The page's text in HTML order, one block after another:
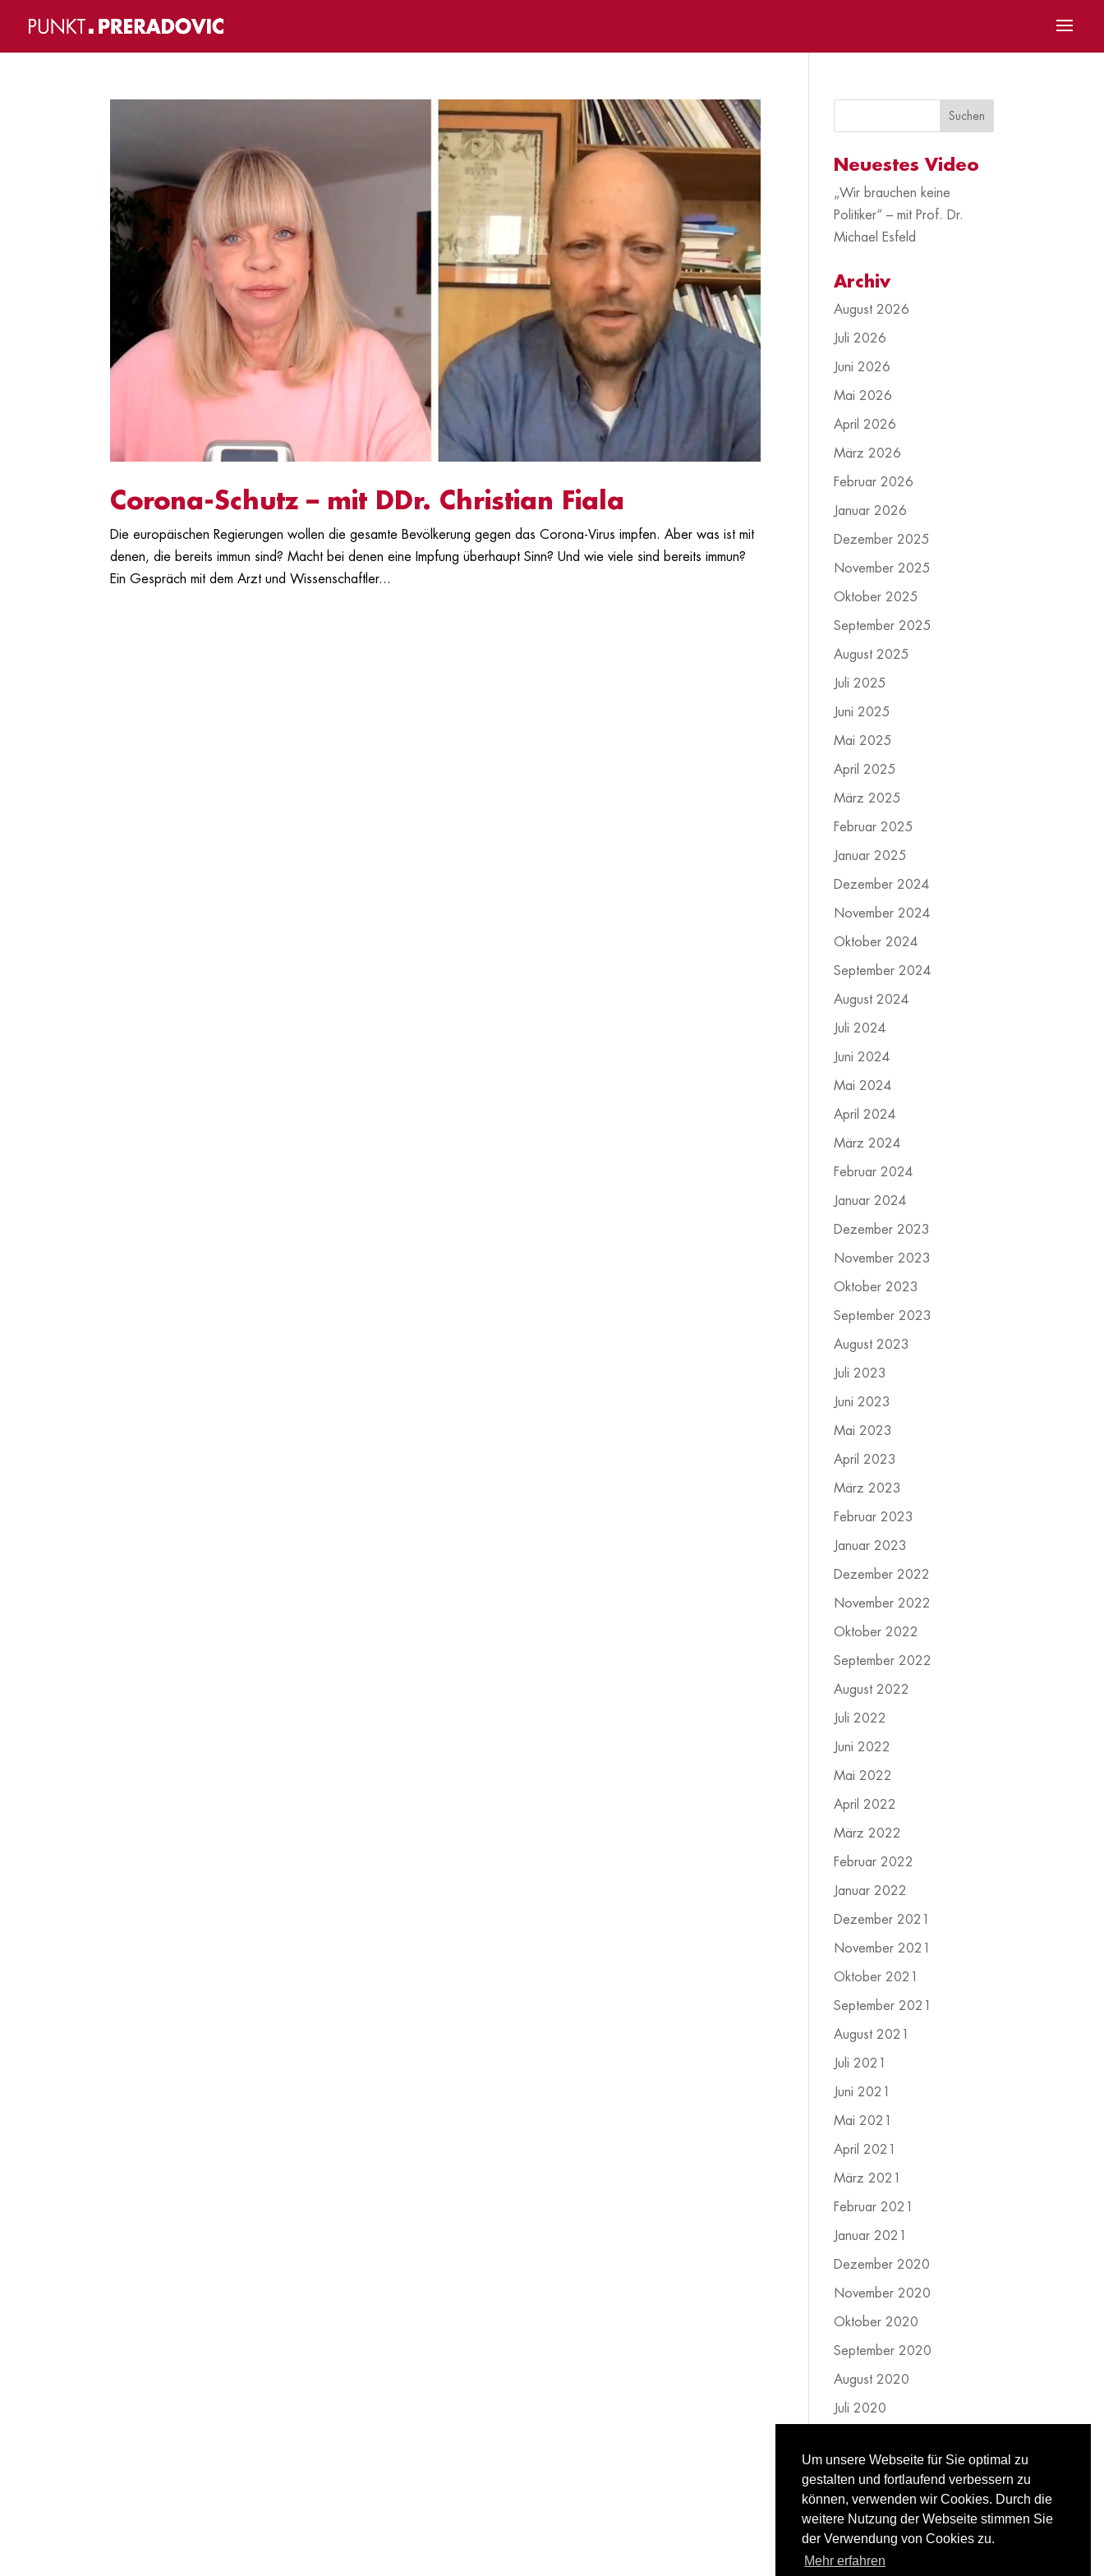
Corona-Schutz – mit DDr. Christian Fiala
Die europäischen Regierungen wollen die gesamte Bevölkerung gegen das Corona-Virus impfen. Aber was ist mit
denen, die bereits immun sind? Macht bei denen eine Impfung überhaupt Sinn? Und wie viele sind bereits immun?
Ein Gespräch mit dem Arzt und Wissenschaftler...
Neuestes Video
„Wir brauchen keine
Politiker“ – mit Prof. Dr.
Michael Esfeld
Archiv
August 2026
Juli 2026
Juni 2026
Mai 2026
April 2026
März 2026
Februar 2026
Januar 2026
Dezember 2025
November 2025
Oktober 2025
September 2025
August 2025
Juli 2025
Juni 2025
Mai 2025
April 2025
März 2025
Februar 2025
Januar 2025
Dezember 2024
November 2024
Oktober 2024
September 2024
August 2024
Juli 2024
Juni 2024
Mai 2024
April 2024
März 2024
Februar 2024
Januar 2024
Dezember 2023
November 2023
Oktober 2023
September 2023
August 2023
Juli 2023
Juni 2023
Mai 2023
April 2023
März 2023
Februar 2023
Januar 2023
Dezember 2022
November 2022
Oktober 2022
September 2022
August 2022
Juli 2022
Juni 2022
Mai 2022
April 2022
März 2022
Februar 2022
Januar 2022
Dezember 2021
November 2021
Oktober 2021
September 2021
August 2021
Juli 2021
Juni 2021
Mai 2021
April 2021
März 2021
Februar 2021
Januar 2021
Dezember 2020
November 2020
Oktober 2020
September 2020
August 2020
Juli 2020
Mai 2020
April 2020
März 2020
Um unsere Webseite für Sie optimal zu
gestalten und fortlaufend verbessern zu
können, verwenden wir Cookies. Durch die
weitere Nutzung der Webseite stimmen Sie
der Verwendung von Cookies zu.
Mehr erfahren